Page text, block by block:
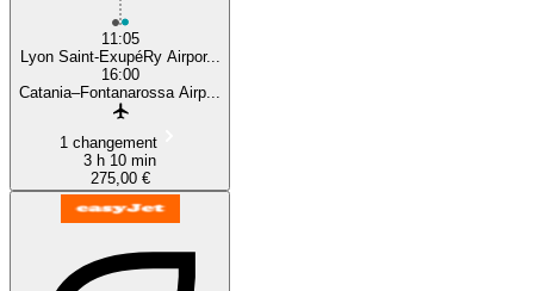
11:05
Lyon Saint-ExupéRy Airpor...
16:00
Catania–Fontanarossa Airp...
1 changement
3 h 10 min
275,00 €